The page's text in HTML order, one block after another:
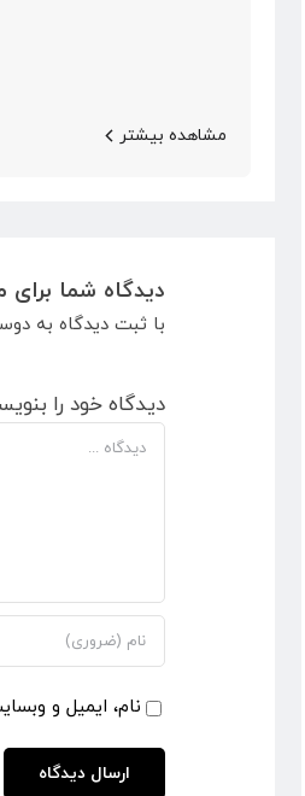
مشاهده بیشتر
دیدگاه شما
با ثبت دیدگاه به
دیدگاه خود را
دیدگاه
نام، ایمیل و